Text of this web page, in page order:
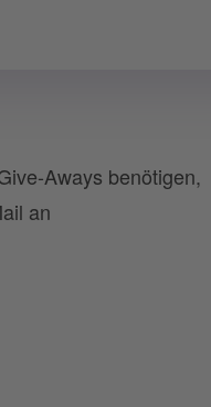
Aways benötigen,
an